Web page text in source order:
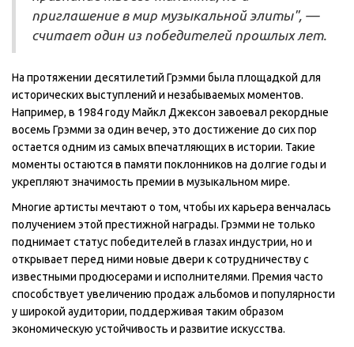
приглашение в мир музыкальной элиты", —
считает один из победителей прошлых лет.
На протяжении десятилетий Грэмми была площадкой для
исторических выступлений и незабываемых моментов.
Например, в 1984 году Майкл Джексон завоевал рекордные
восемь Грэмми за один вечер, это достижение до сих пор
остается одним из самых впечатляющих в истории. Такие
моменты остаются в памяти поклонников на долгие годы и
укрепляют значимость премии в музыкальном мире.
Многие артисты мечтают о том, чтобы их карьера венчалась
получением этой престижной награды. Грэмми не только
поднимает статус победителей в глазах индустрии, но и
открывает перед ними новые двери к сотрудничеству с
известными продюсерами и исполнителями. Премия часто
способствует увеличению продаж альбомов и популярности
у широкой аудитории, поддерживая таким образом
экономическую устойчивость и развитие искусства.